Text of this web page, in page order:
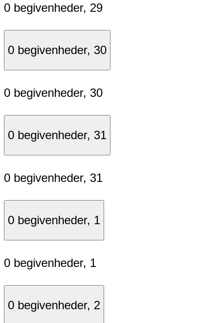
0 begivenheder, 29
0 begivenheder, 30
0 begivenheder, 30
0 begivenheder, 31
0 begivenheder, 31
0 begivenheder, 1
0 begivenheder, 1
0 begivenheder, 2